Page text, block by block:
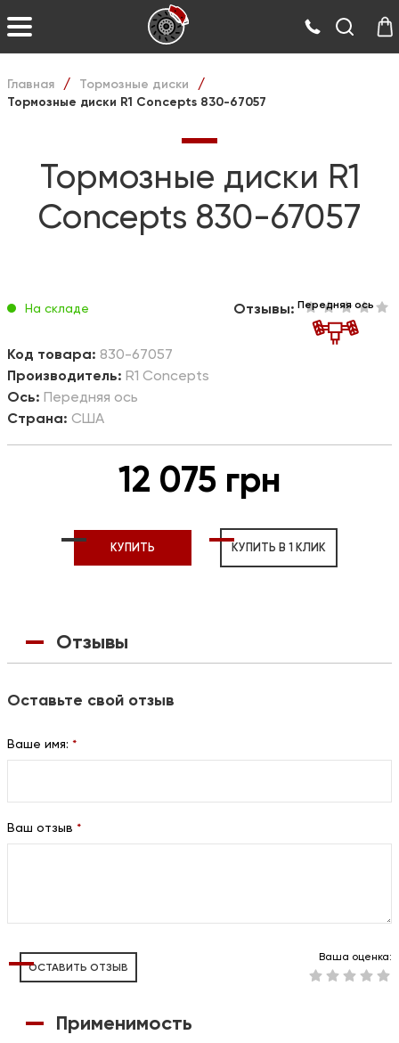
Главная / Тормозные диски /
Тормозные диски R1 Concepts 830-67057
Тормозные диски R1
Concepts 830-67057
Передняя ось
На складе Отзывы:
Код товара: 830-67057
Производитель: R1 Concepts
Ось: Передняя ось
Страна: США
12 075 грн
КУПИТЬ КУПИТЬ В 1 КЛИК
Отзывы
Оставьте свой отзыв
Ваше имя: *
Ваш отзыв *
ОСТАВИТЬ ОТЗЫВ
Ваша оценка:
Применимость